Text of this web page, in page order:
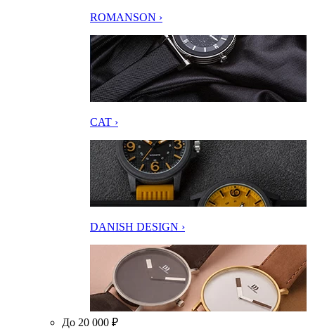
ROMANSON ›
CAT ›
DANISH DESIGN ›
До 20 000 ₽